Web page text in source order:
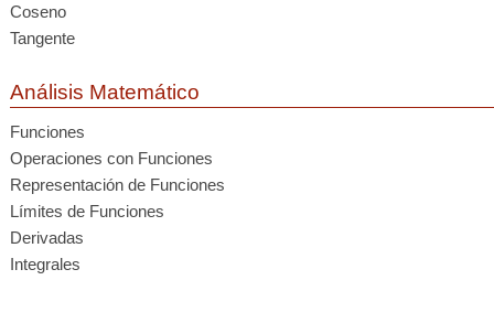
Coseno
Tangente
Análisis Matemático
Funciones
Operaciones con Funciones
Representación de Funciones
Límites de Funciones
Derivadas
Integrales